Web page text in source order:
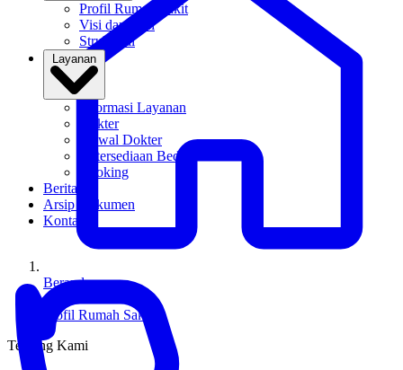
Profil Rumah Sakit
Visi dan Misi
Struktural
Layanan
Informasi Layanan
Dokter
Jadwal Dokter
Ketersediaan Bed
Booking
Berita
Arsip Dokumen
Kontak
Beranda
/
Profil Rumah Sakit
Tentang Kami